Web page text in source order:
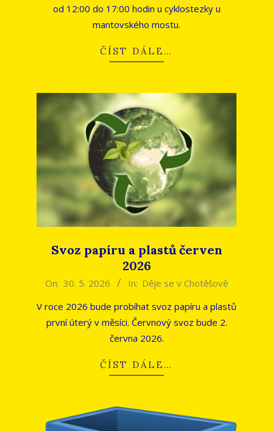
od 12:00 do 17:00 hodin u cyklostezky u
mantovského mostu.
ČÍST DÁLE…
Svoz papíru a plastů červen
2026
2026-
30
On: 30. 5. 2026 In: Děje se v Chotěšově
V roce 2026 bude probíhat svoz papíru a plastů
první úterý v měsíci. Červnový svoz bude 2.
června 2026.
ČÍST DÁLE…